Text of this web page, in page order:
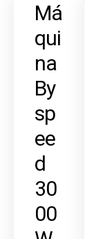
Má
qui
na
By
sp
ee
d
30
00